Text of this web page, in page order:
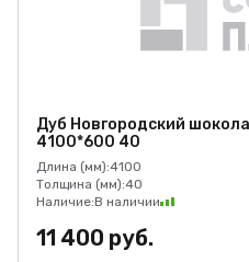
Дуб Новгородский
4100*600 40
Длина (мм):4100
Толщина (мм):40
Наличие:В наличии
11 400 руб.